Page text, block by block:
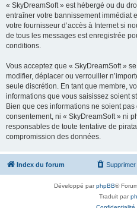
« SkyDreamSoft » est hébergé ou du
entraîner votre bannissement immédiat
votre fournisseur d’accès à Internet si
de tous les messages est enregistrée
conditions.
Vous acceptez que « SkyDreamSoft »
modifier, déplacer ou verrouiller
seule discrétion. En tant que membre,
informations que vous saisissez soient
Bien que ces informations ne soient
consentement, ni « SkyDreamSoft » ni
responsables de toute tentative de
compromission des données.
Index du forum
Développé parphpBB®
Traduit par